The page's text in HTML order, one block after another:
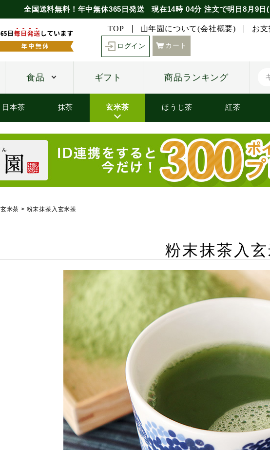
全国送料無料！年中無休365日発送 現在14時 04分 注文で明日8月9日
TOP 山年園について(会社概要) お
ログイン カート
食品 ギフト 商品ランキング
日本茶 抹茶 玄米茶 ほうじ茶 紅茶
玄米茶 粉末抹茶入玄米茶
粉末抹茶入